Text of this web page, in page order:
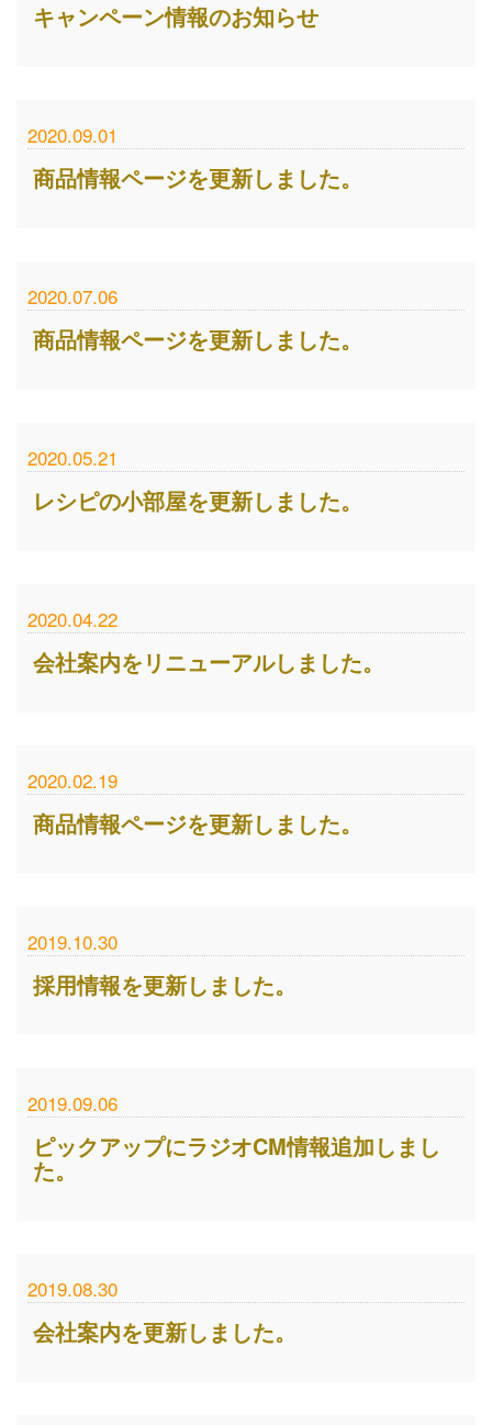
キャンペーン情報のお知らせ
2020.09.01
商品情報ページを更新しました。
2020.07.06
商品情報ページを更新しました。
2020.05.21
レシピの小部屋を更新しました。
2020.04.22
会社案内をリニューアルしました。
2020.02.19
商品情報ページを更新しました。
2019.10.30
採用情報を更新しました。
2019.09.06
ピックアップにラジオCM情報追加しまし
た。
2019.08.30
会社案内を更新しました。